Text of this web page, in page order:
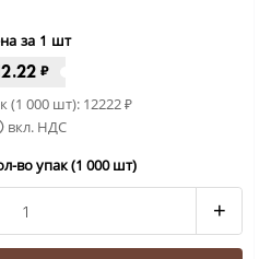
за 1 шт
₽
(1 000 шт): 12222₽
вкл. НДС
во упак (1 000 шт)
+